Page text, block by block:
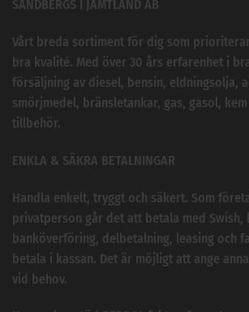
SANDBERGS I JÄMTLAND AB
Vårt breda sortiment för dig som
bra kvalité. Med över 30 års erfarenhet i
försäljning av diesel, bensin, eldningsolja,
smörjmedel, bränsletankar, gas, gasol,
tillbehör.
ENKLA & SÄKRA BETALNINGAR
Handla enkelt, tryggt och säkert. Som
privatperson går det att betala med Swish,
banköverföring, delbetalning, leasing och
betala i kassan. Det är möjligt att ange
vid behov.